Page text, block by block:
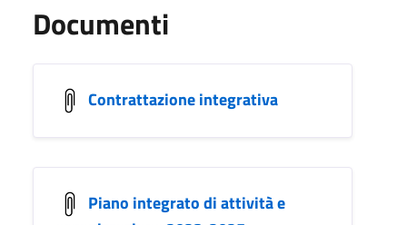
Documenti
Contrattazione integrativa
Piano integrato di attività e